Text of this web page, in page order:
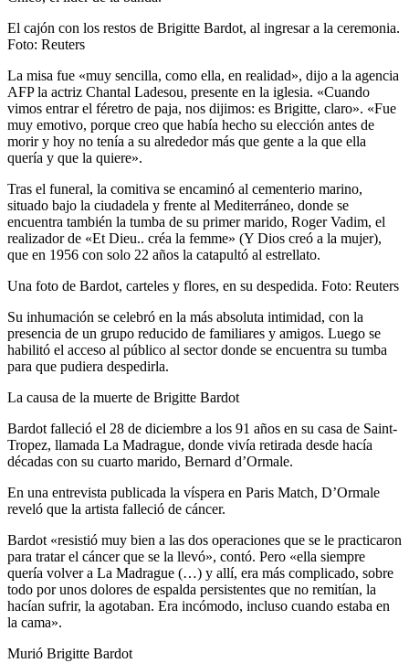
El cajón con los restos de Brigitte Bardot, al ingresar a la ceremonia.
Foto: Reuters
La misa fue «muy sencilla, como ella, en realidad», dijo a la agencia
AFP la actriz Chantal Ladesou, presente en la iglesia. «Cuando
vimos entrar el féretro de paja, nos dijimos: es Brigitte, claro». «Fue
muy emotivo, porque creo que había hecho su elección antes de
morir y hoy no tenía a su alrededor más que gente a la que ella
quería y que la quiere».
Tras el funeral, la comitiva se encaminó al cementerio marino,
situado bajo la ciudadela y frente al Mediterráneo, donde se
encuentra también la tumba de su primer marido, Roger Vadim, el
realizador de «Et Dieu.. créa la femme» (Y Dios creó a la mujer),
que en 1956 con solo 22 años la catapultó al estrellato.
Una foto de Bardot, carteles y flores, en su despedida. Foto: Reuters
Su inhumación se celebró en la más absoluta intimidad, con la
presencia de un grupo reducido de familiares y amigos. Luego se
habilitó el acceso al público al sector donde se encuentra su tumba
para que pudiera despedirla.
La causa de la muerte de Brigitte Bardot
Bardot falleció el 28 de diciembre a los 91 años en su casa de Saint-
Tropez, llamada La Madrague, donde vivía retirada desde hacía
décadas con su cuarto marido, Bernard d’Ormale.
En una entrevista publicada la víspera en Paris Match, D’Ormale
reveló que la artista falleció de cáncer.
Bardot «resistió muy bien a las dos operaciones que se le practicaron
para tratar el cáncer que se la llevó», contó. Pero «ella siempre
quería volver a La Madrague (…) y allí, era más complicado, sobre
todo por unos dolores de espalda persistentes que no remitían, la
hacían sufrir, la agotaban. Era incómodo, incluso cuando estaba en
la cama».
Murió Brigitte Bardot